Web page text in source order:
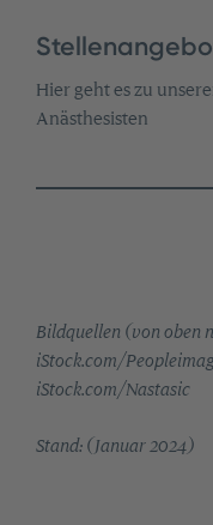
Hier geht es zu
Anästhesisten
Bildquellen (von oben
iStock.com/
iStock.com/Nastasic
Stand: (Januar 2024)